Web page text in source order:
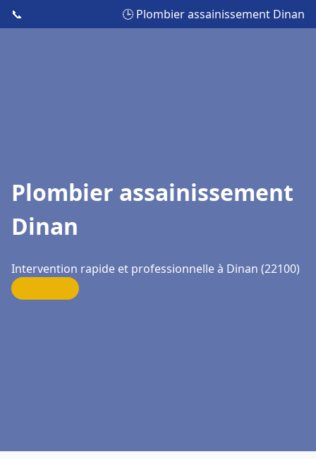
📞 🕒 Plombier assainissement Dinan
Plombier assainissement
Dinan
Intervention rapide et professionnelle à Dinan (22100)